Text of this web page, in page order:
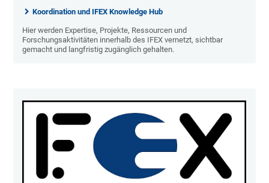
Koordination und IFEX Knowledge Hub
Hier werden Expertise, Projekte, Ressourcen und
Forschungsaktivitäten innerhalb des IFEX vernetzt, sichtbar
gemacht und langfristig zugänglich gehalten.